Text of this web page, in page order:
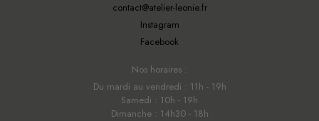
contact@atelier-leonie.fr
Instagram
Facebook
Nos horaires :
Du mardi au vendredi : 11h - 19h
Samedi : 10h - 19h
Dimanche : 14h30 - 18h